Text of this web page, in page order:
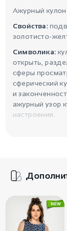
Ажурный кулон
Свойства:
золотисто-
Символика:
открыть,
сферы
сферический
и
ажурный узор
настроения.